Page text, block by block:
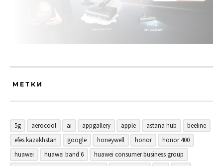
МЕТКИ
5g aerocool ai appgallery apple astana hub
beeline
efes kazakhstan
google honeywell honor
honor 400
huawei
huawei band 6
huawei consumer business group